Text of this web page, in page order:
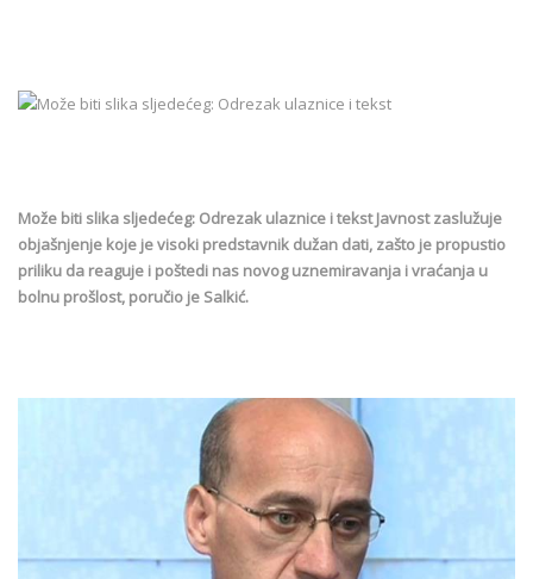
Može biti slika sljedećeg: Odrezak ulaznice i tekst Javnost zaslužuje
objašnjenje koje je visoki predstavnik dužan dati, zašto je propustio
priliku da reaguje i poštedi nas novog uznemiravanja i vraćanja u
bolnu prošlost, poručio je Salkić.